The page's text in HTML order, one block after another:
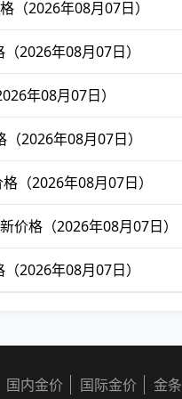
（2026年08月07日）
2026年08月07日）
年08月07日）
2026年08月07日）
（2026年08月07日）
价格（2026年08月07日）
2026年08月07日）
国内金价 国际金价 金条